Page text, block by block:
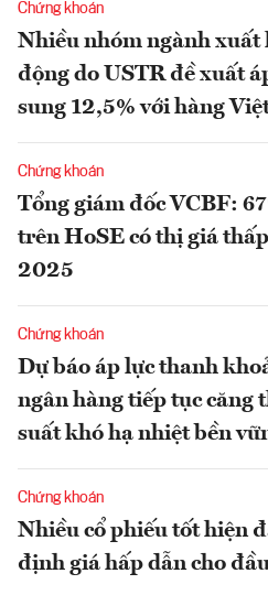
Chứng khoán
Nhiều nhóm ngành xuất
động do USTR đề xuất
sung 12,5% với hàng
Chứng khoán
Tổng giám đốc VCBF:
trên HoSE có thị giá
2025
Chứng khoán
Dự báo áp lực thanh
ngân hàng tiếp tục căng
suất khó hạ nhiệt bền
Chứng khoán
Nhiều cổ phiếu tốt hiện
định giá hấp dẫn cho